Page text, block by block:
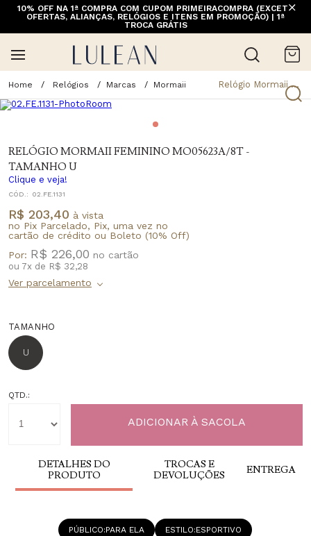
10% OFF NA 1ª COMPRA COM CUPOM PRIMEIRACOMPRA (EXCETO
OFERTAS, ALIANÇAS, RELÓGIOS E ITENS EM PROMOÇÃO) | 1ª
TROCA GRÁTIS
Relógios Marcas Mormaii Relógio Mormaii Feminino Mo05623a/8t - Tamanho U
RELÓGIO MORMAII FEMININO MO05623A/8T -
TAMANHO U
Clique e veja!
CÓD.: 02.FE.1131
R$ 203,40 à vista
no Pix Parcelado, Pix, uma vez no
cartão de crédito ou Boleto (10% Off)
Por: R$ 226,00
ou 7x de R$ 32,28
TAMANHO
U
QTD.:
DETALHES DO
PRODUTO
TROCAS E
DEVOLUÇÕES
ENTREGA
PÚBLICO PARA ELA ESTILO ESPORTIVO